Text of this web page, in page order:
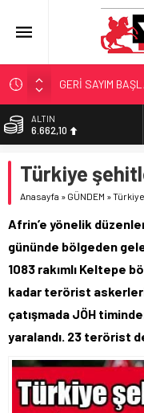
GERİ SAYIM
‘BAFRA’YA
YÖNETİCİ
BİST
13.779,39
47,6954
EURO
6.662,10
Türkiye
Anasayfa » GÜNDEM »
Afrin’e yönelik
gününde bölgeden
1083 rakımlı Keltepe
kadar terörist
çatışmada JÖH
yaralandı. 23 terörist